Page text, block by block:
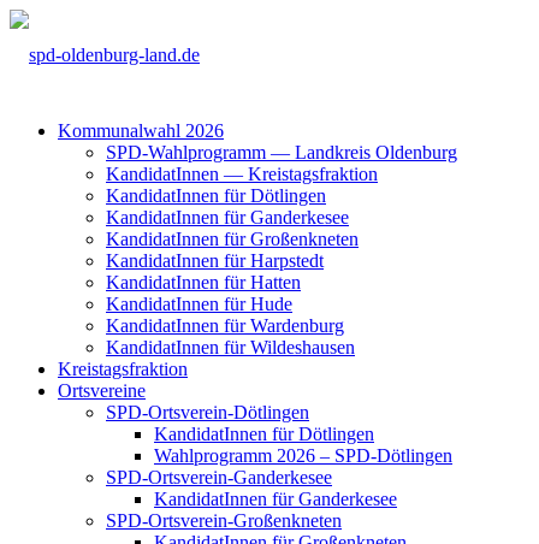
Kom­mu­nal­wahl 2026
SPD-Wahl­pro­gramm — Land­kreis Olden­burg
Kan­di­da­tIn­nen — Kreis­tags­frak­ti­on
Kan­di­da­tIn­nen für Döt­lin­gen
Kan­di­da­tIn­nen für Gan­der­ke­see
Kan­di­da­tIn­nen für Groß­enkne­ten
Kan­di­da­tIn­nen für Harp­s­tedt
Kan­di­da­tIn­nen für Hat­ten
Kan­di­da­tIn­nen für Hude
Kan­di­da­tIn­nen für War­den­burg
Kan­di­da­tIn­nen für Wil­des­hau­sen
Kreis­tags­frak­ti­on
Orts­ver­ei­ne
SPD-Orts­­ver­­ein-Döt­­lin­­gen
Kan­di­da­tIn­nen für Döt­lin­gen
Wahl­pro­gramm 2026 – SPD-Döt­lin­gen
SPD-Orts­­ver­­ein-Gan­­der­ke­­see
Kan­di­da­tIn­nen für Gan­der­ke­see
SPD-Orts­­ver­­ein-Gro­ß­en­k­ne­­ten